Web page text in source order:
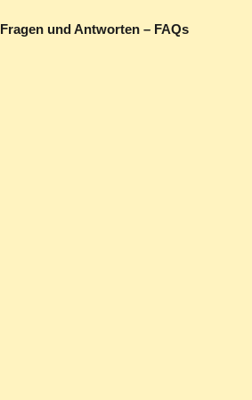
Fragen und Antworten – FAQs